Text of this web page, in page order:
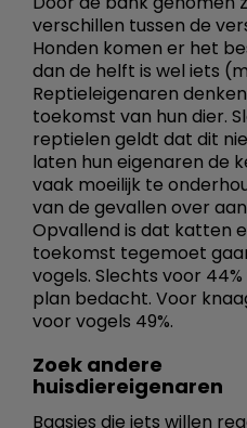
verschillen tussen de
Honden komen er het
dan de helft is wel iets
Reptieleigenaren
toekomst van hun dier.
reptielen geldt dat dit
laten hun eigenaren de
vaak moeilijk te
van de gevallen over
Opvallend is dat katten
toekomst tegemoet
vogels. Slechts voor
plan bedacht. Voor
voor vogels 49%.
Zoek andere
huisdiereigenaren
Baasjes die iets willen